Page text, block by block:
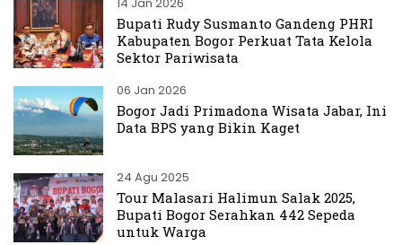
Bupati Rudy Susmanto Gandeng PHRI
Kabupaten Bogor Perkuat Tata Kelola
Sektor Pariwisata
06 Jan 2026
Bogor Jadi Primadona Wisata Jabar, Ini
Data BPS yang Bikin Kaget
24 Agu 2025
Tour Malasari Halimun Salak 2025,
Bupati Bogor Serahkan 442 Sepeda
untuk Warga